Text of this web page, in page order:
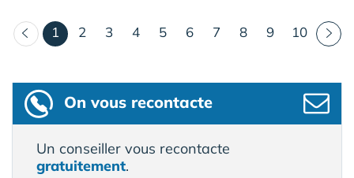
1 (courant)
2 3 4 5 6 7 8 9 10
On vous recontacte
Un conseiller vous recontacte
gratuitement.